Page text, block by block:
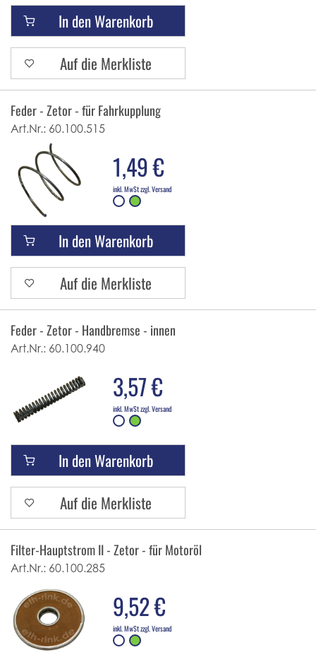
In den Warenkorb
Auf die Merkliste
Feder - Zetor - für Fahrkupplung
Art.Nr.: 60.100.515
1,49 €
inkl. MwSt zzgl. Versand
In den Warenkorb
Auf die Merkliste
Feder - Zetor - Handbremse - innen
Art.Nr.: 60.100.940
3,57 €
inkl. MwSt zzgl. Versand
In den Warenkorb
Auf die Merkliste
Filter-Hauptstrom II - Zetor - für Motoröl
Art.Nr.: 60.100.285
9,52 €
inkl. MwSt zzgl. Versand